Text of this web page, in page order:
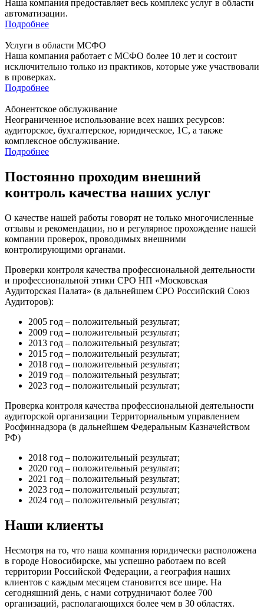
Наша компания предоставляет весь комплекс услуг в области
автоматизации.
Подробнее
Услуги в области МСФО
Наша компания работает с МСФО более 10 лет и состоит
исключительно только из практиков, которые уже участвовали
в проверках.
Подробнее
Абонентское обслуживание
Неограниченное использование всех наших ресурсов:
аудиторское, бухгалтерское, юридическое, 1С, а также
комплексное обслуживание.
Подробнее
Постоянно проходим внешний
контроль качества наших услуг
О качестве нашей работы говорят не только многочисленные
отзывы и рекомендации, но и регулярное прохождение нашей
компании проверок, проводимых внешними
контролирующими органами.
Проверки контроля качества профессиональной деятельности
и профессиональной этики СРО НП «Московская
Аудиторская Палата» (в дальнейшем СРО Российский Союз
Аудиторов):
2005 год – положительный результат;
2009 год – положительный результат;
2013 год – положительный результат;
2015 год – положительный результат;
2018 год – положительный результат;
2019 год – положительный результат;
2023 год – положительный результат;
Проверка контроля качества профессиональной деятельности
аудиторской организации Территориальным управлением
Росфиннадзора (в дальнейшем Федеральным Казначейством
РФ)
2018 год – положительный результат;
2020 год – положительный результат;
2021 год – положительный результат;
2023 год – положительный результат;
2024 год – положительный результат;
Наши клиенты
Несмотря на то, что наша компания юридически расположена
в городе Новосибирске, мы успешно работаем по всей
территории Российской Федерации, а география наших
клиентов с каждым месяцем становится все шире. На
сегодняшний день, с нами сотрудничают более 700
организаций, располагающихся более чем в 30 областях.